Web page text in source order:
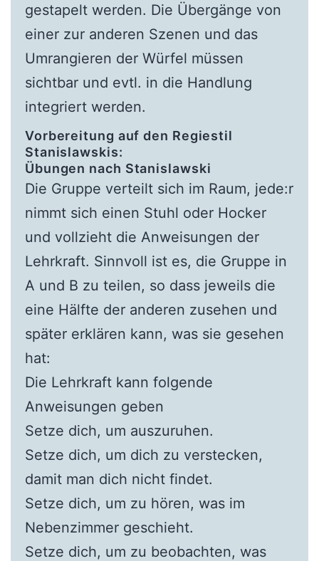
gestapelt werden. Die Übergänge von
einer zur anderen Szenen und das
Umrangieren der Würfel müssen
sichtbar und evtl. in die Handlung
integriert werden.
Vorbereitung auf den Regiestil
Stanislawskis:
Übungen nach Stanislawski
Die Gruppe verteilt sich im Raum, jede:r
nimmt sich einen Stuhl oder Hocker
und vollzieht die Anweisungen der
Lehrkraft. Sinnvoll ist es, die Gruppe in
A und B zu teilen, so dass jeweils die
eine Hälfte der anderen zusehen und
später erklären kann, was sie gesehen
hat:
Die Lehrkraft kann folgende
Anweisungen geben
Setze dich, um auszuruhen.
Setze dich, um dich zu verstecken,
damit man dich nicht findet.
Setze dich, um zu hören, was im
Nebenzimmer geschieht.
Setze dich, um zu beobachten, was